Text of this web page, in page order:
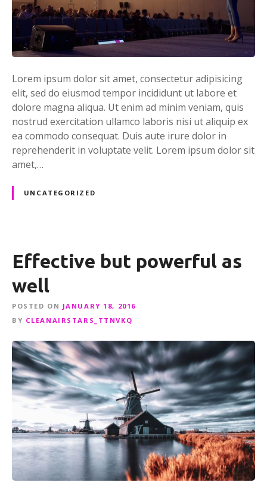
t
e
a
p
l
e
Lorem ipsum dolor sit amet, consectetur adipisicing
elit, sed do eiusmod tempor incididunt ut labore et
dolore magna aliqua. Ut enim ad minim veniam, quis
nostrud exercitation ullamco laboris nisi ut aliquip ex
ea commodo consequat. Duis aute irure dolor in
reprehenderit in voluptate velit. Lorem ipsum dolor sit
amet,…
UNCATEGORIZED
Effective but powerful as
well
POSTED ON JANUARY 18, 2016
BY CLEANAIRSTARS_TTNVKQ